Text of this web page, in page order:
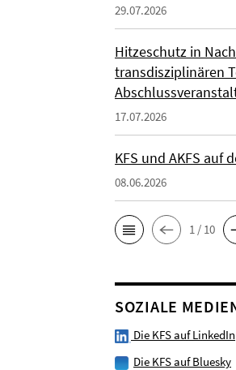
29.07.2026
Hitzeschutz in
transdisziplinären
17.07.2026
KFS und AKFS auf
08.06.2026
1 / 10
SOZIALE
Die KFS auf LinkedIn
Die KFS auf Bluesky